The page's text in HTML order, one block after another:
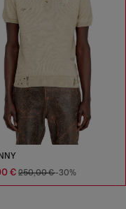
€ 250,00 €-30%